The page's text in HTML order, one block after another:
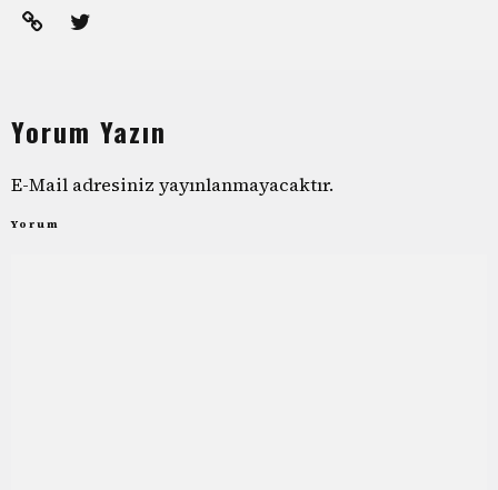
Yorum Yazın
E-Mail adresiniz yayınlanmayacaktır.
Yorum